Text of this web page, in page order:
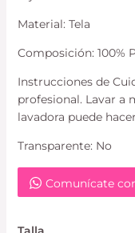
Material: Tela
Composición: 100%
Instrucciones de
profesional. Lavar a
lavadora puede
Transparente: No
Comunícate